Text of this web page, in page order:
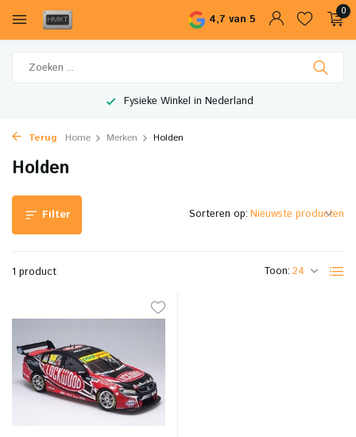
4,7 van 5
0
Fysieke Winkel in Nederland
Terug Home Merken Holden
Holden
Filter
1 product Toon:
Sorteren op: